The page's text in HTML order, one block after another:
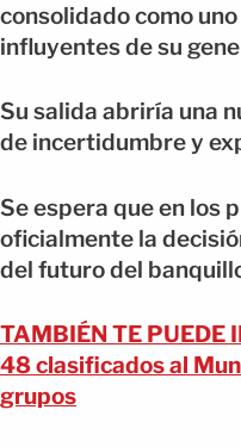
consolidado como
influyentes de su
Su salida abriría una
de incertidumbre y
Se espera que en los
oficialmente la
del futuro del
TAMBIÉN TE PUEDE
48 clasificados al
grupos